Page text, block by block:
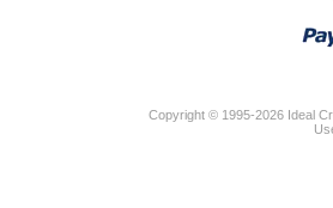
Copyright © 1995-2026 Ideal